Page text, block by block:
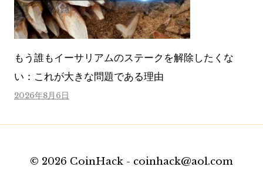
もう誰もイーサリアムのステークを解除したくな
い：これが大きな問題である理由
2026年8月6日
© 2026 CoinHack - coinhack@aol.com